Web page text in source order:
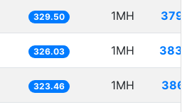
329.50 1MH
326.03 1MH
323.46 1MH